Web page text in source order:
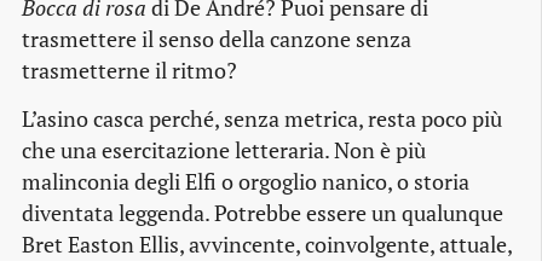
Bocca di rosa di De André? Puoi pensare di
trasmettere il senso della canzone senza
trasmetterne il ritmo?
L’asino casca perché, senza metrica, resta poco più
che una esercitazione letteraria. Non è più
malinconia degli Elfi o orgoglio nanico, o storia
diventata leggenda. Potrebbe essere un qualunque
Bret Easton Ellis, avvincente, coinvolgente, attuale,